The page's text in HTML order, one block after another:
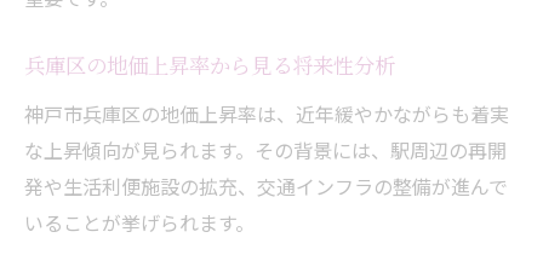
兵庫区の地価上昇率から見る将来性分析
神戸市兵庫区の地価上昇率は、近年緩やかながらも着実
な上昇傾向が見られます。その背景には、駅周辺の再開
発や生活利便施設の拡充、交通インフラの整備が進んで
いることが挙げられます。